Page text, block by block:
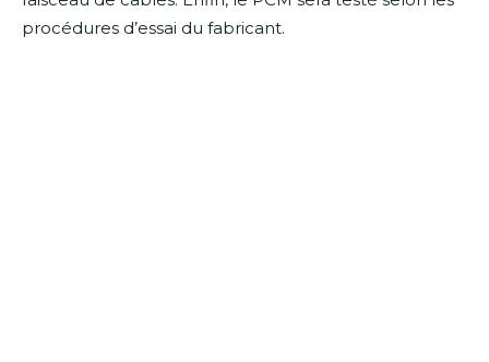
procédures d’essai du fabricant.